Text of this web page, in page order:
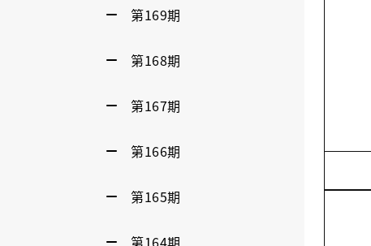
第169期
第168期
第167期
第166期
第165期
第164期